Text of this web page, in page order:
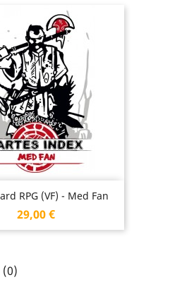
RPG (VF) - Med Fan
Prix
29,00 €